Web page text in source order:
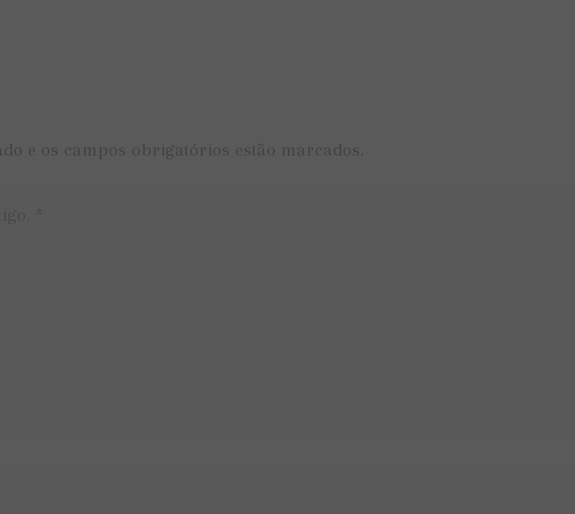
e os campos obrigatórios estão marcados.